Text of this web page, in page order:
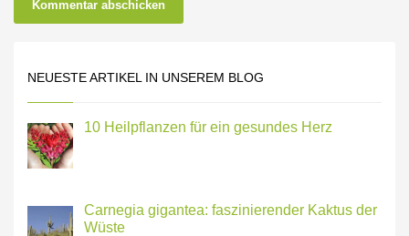
NEUESTE ARTIKEL IN UNSEREM BLOG
10 Heilpflanzen für ein gesundes Herz
Carnegia gigantea: faszinierender Kaktus der
Wüste